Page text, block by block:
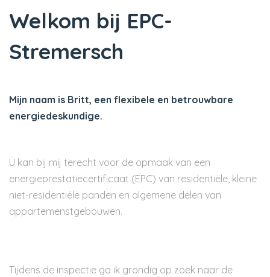
Welkom bij EPC-
Stremersch
Mijn naam is Britt, een flexibele en betrouwbare
energiedeskundige.
U kan bij mij terecht voor de opmaak van een
energieprestatiecertificaat (EPC) van residentiële, kleine
niet-residentiële panden en algemene delen van
appartemenstgebouwen.
Tijdens de inspectie ga ik grondig op zoek naar de